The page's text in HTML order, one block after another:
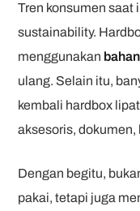
Tren konsumen saat
sustainability.
menggunakan
ulang. Selain itu,
kembali hardbox
aksesoris, dokumen,
Dengan begitu,
pakai, tetapi juga